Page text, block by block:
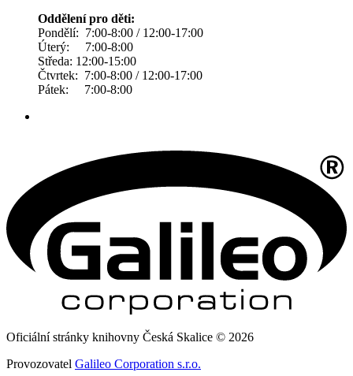
Oddělení pro děti:
Pondělí: 7:00-8:00 / 12:00-17:00
Úterý: 7:00-8:00
Středa: 12:00-15:00
Čtvrtek: 7:00-8:00 / 12:00-17:00
Pátek: 7:00-8:00
Oficiální stránky knihovny Česká Skalice © 2026
Provozovatel Galileo Corporation s.r.o.